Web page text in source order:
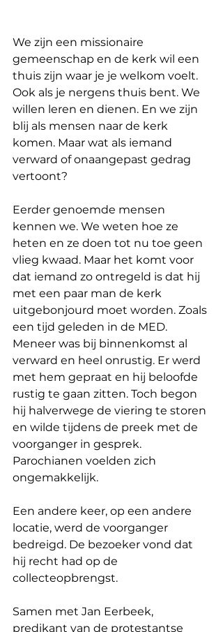
We zijn een missionaire
gemeenschap en de kerk wil een
thuis zijn waar je je welkom voelt.
Ook als je nergens thuis bent. We
willen leren en dienen. En we zijn
blij als mensen naar de kerk
komen. Maar wat als iemand
verward of onaangepast gedrag
vertoont?
Eerder genoemde mensen
kennen we. We weten hoe ze
heten en ze doen tot nu toe geen
vlieg kwaad. Maar het komt voor
dat iemand zo ontregeld is dat hij
met een paar man de kerk
uitgebonjourd moet worden. Zoals
een tijd geleden in de MED.
Meneer was bij binnenkomst al
verward en heel onrustig. Er werd
met hem gepraat en hij beloofde
rustig te gaan zitten. Toch begon
hij halverwege de viering te storen
en wilde tijdens de preek met de
voorganger in gesprek.
Parochianen voelden zich
ongemakkelijk.
Een andere keer, op een andere
locatie, werd de voorganger
bedreigd. De bezoeker vond dat
hij recht had op de
collecteopbrengst.
Samen met Jan Eerbeek,
predikant van de protestantse